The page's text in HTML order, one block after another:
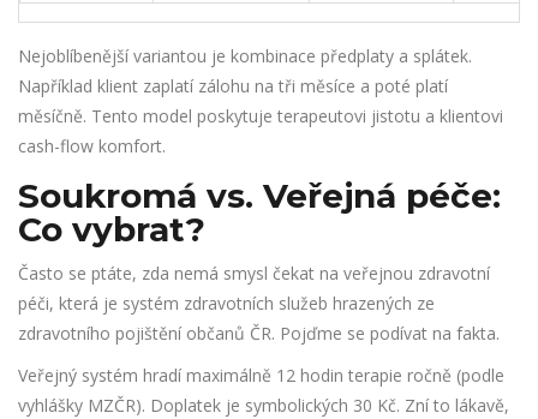
Nejoblíbenější variantou je kombinace předplaty a splátek.
Například klient zaplatí zálohu na tři měsíce a poté platí
měsíčně. Tento model poskytuje terapeutovi jistotu a klientovi
cash-flow komfort.
Soukromá vs. Veřejná péče:
Co vybrat?
Často se ptáte, zda nemá smysl čekat na veřejnou zdravotní
péči, která je systém zdravotních služeb hrazených ze
zdravotního pojištění občanů ČR. Pojďme se podívat na fakta.
Veřejný systém hradí maximálně 12 hodin terapie ročně (podle
vyhlášky MZČR). Doplatek je symbolických 30 Kč. Zní to lákavě,